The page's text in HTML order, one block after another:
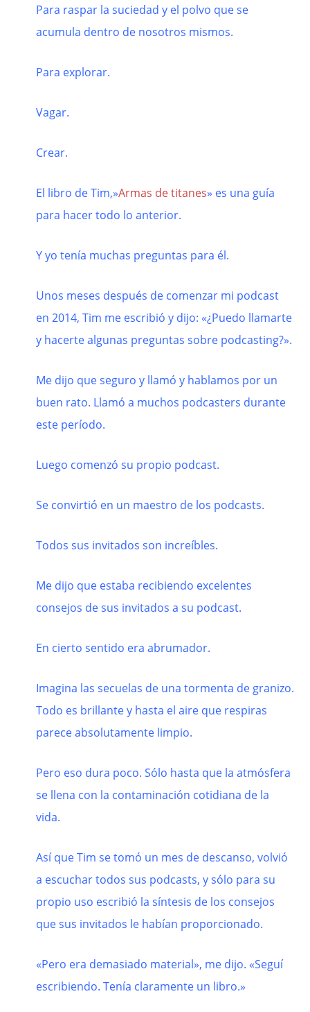
Para raspar la suciedad y el polvo que se
acumula dentro de nosotros mismos.
Para explorar.
Vagar.
Crear.
El libro de Tim,»Armas de titanes» es una guía
para hacer todo lo anterior.
Y yo tenía muchas preguntas para él.
Unos meses después de comenzar mi podcast
en 2014, Tim me escribió y dijo: «¿Puedo llamarte
y hacerte algunas preguntas sobre podcasting?».
Me dijo que seguro y llamó y hablamos por un
buen rato. Llamó a muchos podcasters durante
este período.
Luego comenzó su propio podcast.
Se convirtió en un maestro de los podcasts.
Todos sus invitados son increíbles.
Me dijo que estaba recibiendo excelentes
consejos de sus invitados a su podcast.
En cierto sentido era abrumador.
Imagina las secuelas de una tormenta de granizo.
Todo es brillante y hasta el aire que respiras
parece absolutamente limpio.
Pero eso dura poco. Sólo hasta que la atmósfera
se llena con la contaminación cotidiana de la
vida.
Así que Tim se tomó un mes de descanso, volvió
a escuchar todos sus podcasts, y sólo para su
propio uso escribió la síntesis de los consejos
que sus invitados le habían proporcionado.
«Pero era demasiado material», me dijo. «Seguí
escribiendo. Tenía claramente un libro.»